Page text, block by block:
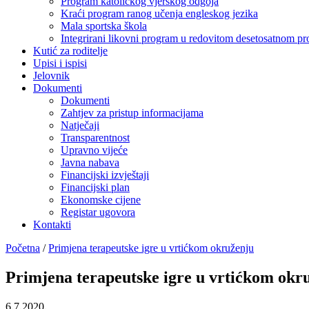
Kraći program ranog učenja engleskog jezika
Mala sportska škola
Integrirani likovni program u redovitom desetosatnom
Kutić za roditelje
Upisi i ispisi
Jelovnik
Dokumenti
Dokumenti
Zahtjev za pristup informacijama
Natječaji
Transparentnost
Upravno vijeće
Javna nabava
Financijski izvještaji
Financijski plan
Ekonomske cijene
Registar ugovora
Kontakti
Početna / Primjena terapeutske igre u vrtićkom okruženju
Primjena terapeutske igre u vrtićkom
6.7.2020.